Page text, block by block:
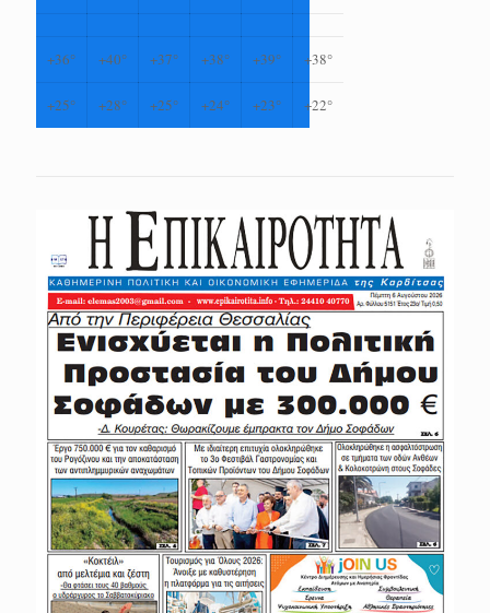
+36° +40° +37° +38° +39° +38°
+25° +28° +25° +24° +23° +22°